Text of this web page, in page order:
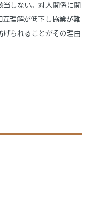
しない。対人関係に関
理解が低下し協業が難
られることがその理由